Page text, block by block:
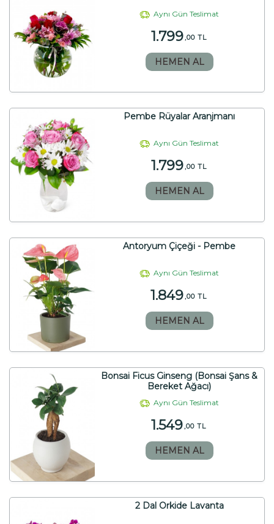
Aynı Gün Teslimat
1.799,00 TL
HEMEN AL
Pembe Rüyalar Aranjmanı
Aynı Gün Teslimat
1.799,00 TL
HEMEN AL
Antoryum Çiçeği - Pembe
Aynı Gün Teslimat
1.849,00 TL
HEMEN AL
Bonsai Ficus Ginseng (Bonsai Şans &
Bereket Ağacı)
Aynı Gün Teslimat
1.549,00 TL
HEMEN AL
2 Dal Orkide Lavanta